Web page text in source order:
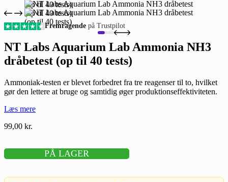
Fremragendepå Trustpilot
NT Labs Aquarium Lab Ammonia NH3
dråbetest (op til 40 tests)
Ammoniak-testen er blevet forbedret fra tre reagenser til to, hvilket
gør den lettere at bruge og samtidig øger produktionseffektiviteten.
Læs mere
99,00 kr.
PÅ LAGER